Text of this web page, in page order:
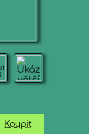
Koupit